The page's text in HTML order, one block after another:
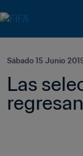
Sábado 15 Junio
Las